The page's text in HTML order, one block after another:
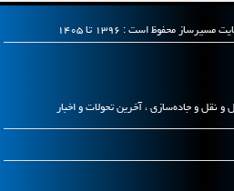
نقل و جاده‌سازی ، آخرین تحولات و اخبار